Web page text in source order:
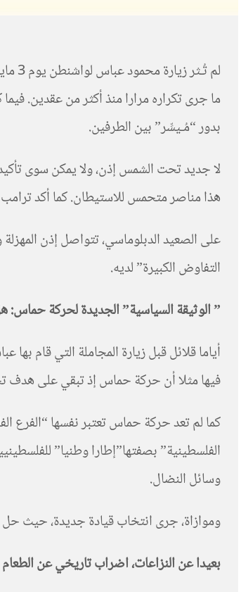
ما جرى تكراره مرارا منذ أكثر من عقدين.
بدور “مُـيسِّر” بين الطرفين.
لا جديد تحت الشمس إذن، ولا يمكن سوى
هذا مناصر متحمس للاستيطان. كما أكد
على الصعيد الدبلوماسي، تتواصل إذن
التفاوض الكبيرة” لديه.
” الوثيقة السياسية” الجديدة لحركة
فيها مثلا أن حركة حماس إذ تبقي على هدف
كما لم تعد حركة حماس تعتبر نفسها “الفرع
الفلسطينية” بصفتها”إطارا وطنيا”
وسائل النضال.
وموازاة، جرى انتخاب قيادة جديدة، حيث
بعيدا عن النزاعات، اضراب تاريخي عن الطعام